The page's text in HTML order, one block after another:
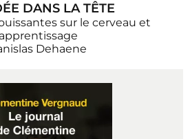
DANS LA TÊTE
sur le cerveau et
Dehaene